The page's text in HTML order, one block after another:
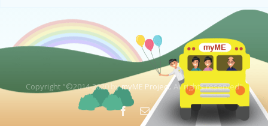
Copyright "©2014-2020 bymyME Project.All rights reserved"
Facebook
Email